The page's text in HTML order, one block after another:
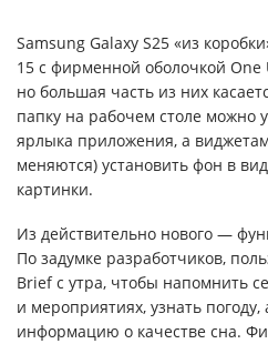
Samsung Galaxy S25 «из
15 с фирменной оболочкой One
но большая часть из них
папку на рабочем столе можно
ярлыка приложения, а
меняются) установить фон в
картинки.
Из действительно нового —
По задумке разработчиков,
Brief с утра, чтобы напомнить
и мероприятиях, узнать погоду,
информацию о качестве сна.